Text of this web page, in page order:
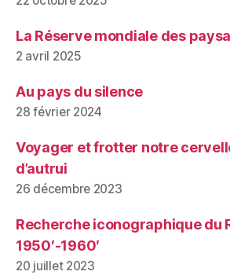
La Réserve mondiale des
2 avril 2025
Au pays du silence
28 février 2024
Voyager et frotter notre
d’autrui
26 décembre 2023
Recherche iconographique du
1950′-1960′
20 juillet 2023